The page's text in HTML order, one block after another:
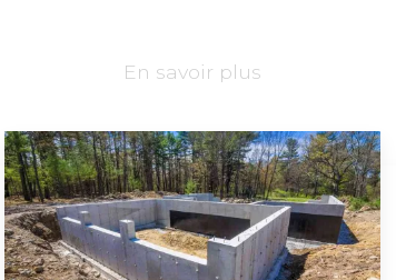
En savoir plus